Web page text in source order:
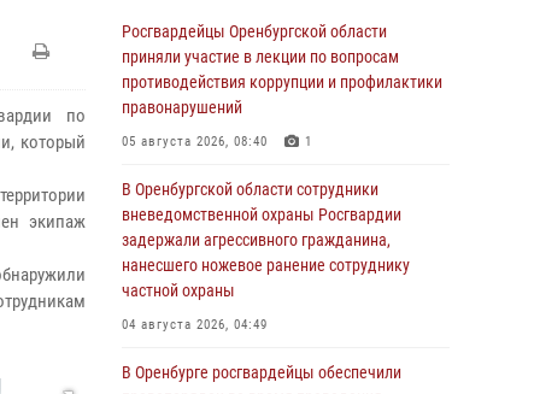
по
который
экипаж
Росгвардейцы Оренбургской области
приняли участие в лекции по вопросам
противодействия коррупции и профилактики
правонарушений
05 августа 2026, 08:40 1
В Оренбургской области сотрудники
вневедомственной охраны Росгвардии
задержали агрессивного гражданина,
нанесшего ножевое ранение сотруднику
частной охраны
04 августа 2026, 04:49
В Оренбурге росгвардейцы обеспечили